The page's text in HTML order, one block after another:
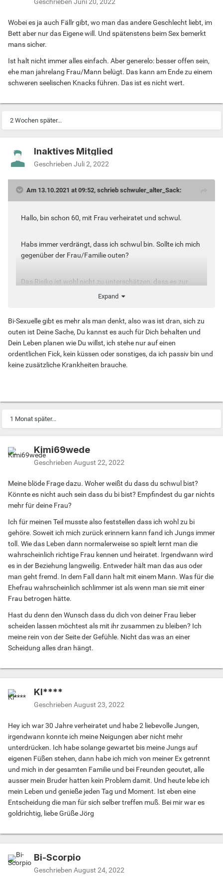
Geschrieben Juni 20, 2022
Wobei es ja auch Fällr gibt, wo man das andere Geschlecht liebt, im
Bett aber nur das Eigene will. Und spätenstens beim Sex bemerkt
mans sicher.
Ist halt nicht immer alles einfach. Aber generelo: besser offen sein,
ehe man jahrelang Frau/Mann belügt. Das kann am Ende zu einem
schweren seelischen Knacks führen. Das ist es nicht wert.
2 Wochen später...
Inaktives Mitglied
Geschrieben Juli 2, 2022
Am 13.10.2021 at 09:52, schrieb schwuler_alter_Sack:
Hallo, bin schon 60, mit Frau verheiratet und schwul.
Habs immer verdrängt, dass ich schwul bin. Sollte ich mich
gegenüber der Frau/Familie outen?
Das Risiko ist wohl nicht zu unterschätzen, dass es zur
Wem geht es auch so?
Expand
Bi-Sexuelle gibt es mehr als man denkt, also was ist dran, sich zu
outen ist Deine Sache, Du kannst es auch für Dich behalten und
Dein Leben planen wie Du willst, ich stehe nur auf einen
ordentlichen Fick, kein küssen oder sonstiges, da ich passiv bin und
keine zusätzliche Krankheiten brauche.
1 Monat später...
Kimi69wede
Geschrieben August 22, 2022
Meine blöde Frage dazu. Woher weißt du dass du schwul bist?
Könnte es nicht auch sein dass du bi bist? Empfindest du gar nichts
mehr für deine Frau?
Ich für meinen Teil musste also feststellen dass ich wohl zu bi
gehöre. Soweit ich mich zurück erinnern kann fand ich Jungs immer
toll. Wie das Leben dann normalerweise so spielt lernt man die
wahrscheinlich richtige Frau kennen und heiratet. Irgendwann wird
es in der Beziehung langweilig. Entweder hält man das aus oder
man geht fremd. In dem Fall dann halt mit einem Mann. Was für die
Ehefrau wahrscheinlich schlimmer ist als wenn man sie mit einer
Frau betrogen hätte.
Hast du denn den Wunsch dass du dich von deiner Frau lieber
scheiden lassen möchtest als mit ihr zusammen zu bleiben? Ich
meine rein von der Seite der Gefühle. Nicht das was an einer
Scheidung alles dran hängt.
Kl****
Geschrieben August 23, 2022
Hey ich war 30 Jahre verheiratet und habe 2 liebevolle Jungen,
irgendwann konnte ich meine Neigungen aber nicht mehr
unterdrücken. Ich habe solange gewartet bis meine Jungs auf
eigenen Füßen stehen, dann habe ich mich von meiner Ex getrennt
und mich in der gesamten Familie und bei Freunden geoutet, alle
ausser mein Bruder hatten kein Problem damit. Und heute lebe ich
mein Leben und genieße jeden Tag und Moment. Ist eben eine
Entscheidung die man für sich selber treffen muß. Bei mir war es
goldrichtig, liebe Grüße Jörg
Bi-Scorpio
Geschrieben August 24, 2022